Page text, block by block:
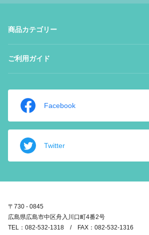
商品カテゴリー
ご利用ガイド
Facebook
Twitter
〒730 - 0845
広島県広島市中区舟入川口町4番2号
TEL：082-532-1318 / FAX：082-532-1316